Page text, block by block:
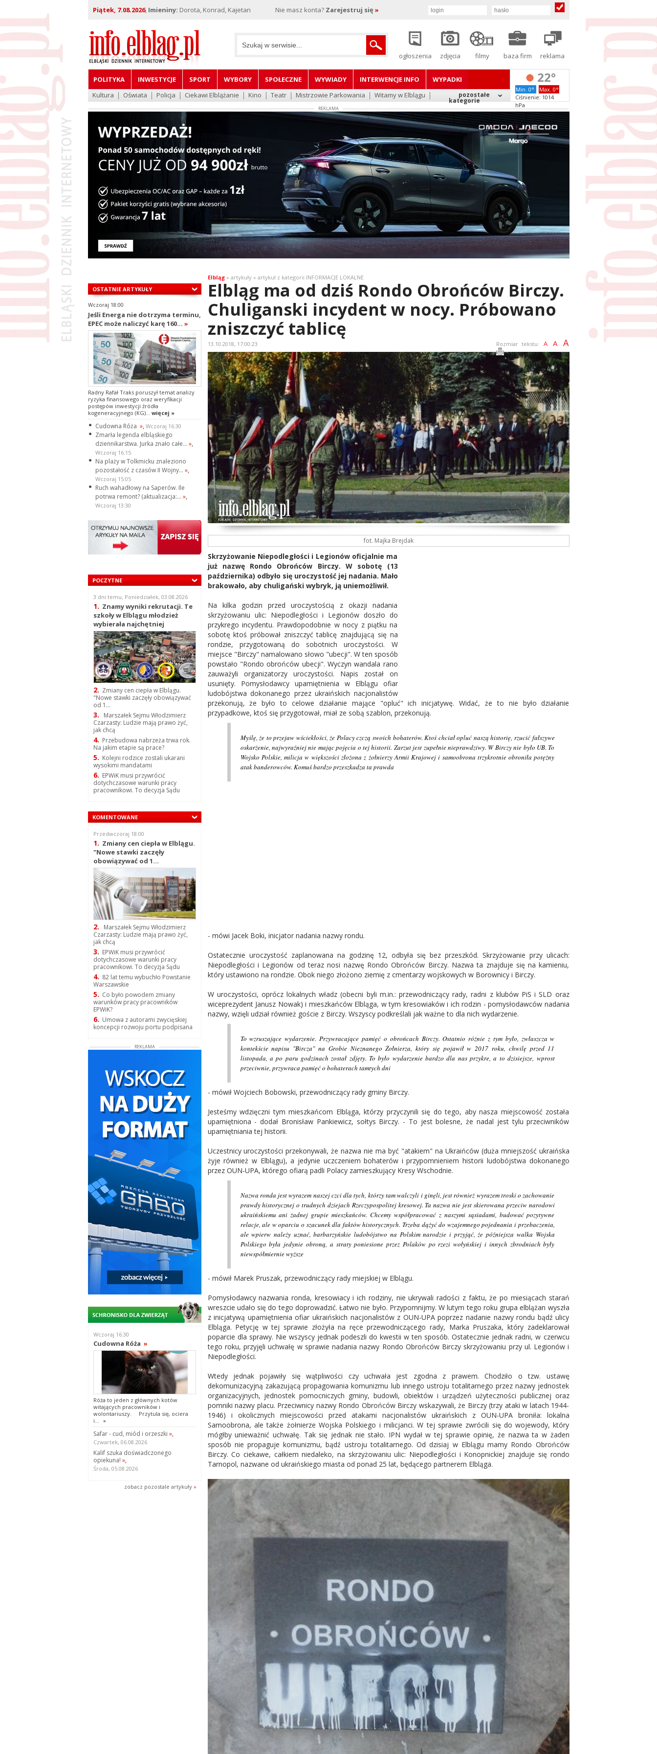
Piątek, 7.08.2026, Imieniny: Dorota, Konrad, Kajetan Nie masz konta? Zarejestruj się »
ogłoszenia zdjęcia filmy baza firm reklama
POLITYKA INWESTYCJE SPORT WYBORY SPOŁECZNE WYWIADY INTERWENCJE INFO
WYPADKI
Kultura
Oświata Policja Ciekawi Elblążanie Kino Teatr Mistrzowie Parkowania Witamy w Elblągu pozostałe
kategorie
22°
Min. 0°
Max. 0°
Ciśnienie: 1014
hPa
REKLAMA
OSTATNIE ARTYKUŁY
Wczoraj 18:00
Jeśli Energa nie dotrzyma terminu,
EPEC może naliczyć karę 160... »
Radny Rafał Traks poruszył temat analizy
ryzyka finansowego oraz weryfikacji
postępów inwestycji źródła
kogeneracyjnego (KG)... więcej »
Cudowna Róża », Wczoraj 16:30
Zmarła legenda elbląskiego
dziennikarstwa. Jurka znało całe... »,
Wczoraj 16:15
Na plaży w Tolkmicku znaleziono
pozostałość z czasów II Wojny... »,
Wczoraj 15:05
Ruch wahadłowy na Saperów. Ile
potrwa remont? (aktualizacja:... »,
Wczoraj 13:30
POCZYTNE
3 dni temu, Poniedziałek, 03.08.2026
1. Znamy wyniki rekrutacji. Te
szkoły w Elblągu młodzież
wybierała najchętniej
2. Zmiany cen ciepła w Elblągu.
"Nowe stawki zaczęły obowiązywać
od 1...
3.
Marszałek Sejmu Włodzimierz
Czarzasty: Ludzie mają prawo żyć,
jak chcą
4. Przebudowa nabrzeża trwa rok.
Na jakim etapie są prace?
5. Kolejni rodzice zostali ukarani
wysokimi mandatami
6. EPWiK musi przywrócić
dotychczasowe warunki pracy
pracownikowi. To decyzja Sądu
KOMENTOWANE
Przedwczoraj 18:00
1. Zmiany cen ciepła w Elblągu.
"Nowe stawki zaczęły
obowiązywać od 1...
2.
Marszałek Sejmu Włodzimierz
Czarzasty: Ludzie mają prawo żyć,
jak chcą
3. EPWiK musi przywrócić
dotychczasowe warunki pracy
pracownikowi. To decyzja Sądu
4. 82 lat temu wybuchło Powstanie
Warszawskie
5. Co było powodem zmiany
warunków pracy pracowników
EPWiK?
6. Umowa z autorami zwycięskiej
koncepcji rozwoju portu podpisana
REKLAMA
Wczoraj 16:30
Cudowna Róża »
Róża to jeden z głównych kotów
witających pracowników i
wolontariuszy. Przytula się, ociera
i... »
Safar - cud, miód i orzeszki »,
Czwartek, 06.08.2026
Kalif szuka doświadczonego
opiekuna! »,
Środa, 05.08.2026
zobacz pozostale artykuły »
Elbląg» artykuły » artykuł z kategorii INFORMACJE LOKALNE
Elbląg ma od dziś Rondo Obrońców Birczy.
Chuliganski incydent w nocy. Próbowano
zniszczyć tablicę
13.10.2018, 17:00:23 Rozmiar tekstu: A A A
fot. Majka Brejdak
Skrzyżowanie Niepodległości i Legionów oficjalnie ma
już nazwę Rondo Obrońców Birczy. W sobotę (13
października) odbyło się uroczystość jej nadania. Mało
brakowało, aby chuligański wybryk, ją uniemożliwił.
Na kilka godzin przed uroczystością z okazji nadania
skrzyżowaniu ulic: Niepodległości i Legionów doszło do
przykrego incydentu. Prawdopodobnie w nocy z piątku na
sobotę ktoś próbował zniszczyć tablicę znajdującą się na
rondzie, przygotowaną do sobotnich uroczystości. W
miejsce "Birczy" namalowano słowo "ubecji". W ten sposób
powstało "Rondo obrońców ubecji". Wyczyn wandala rano
zauważyli organizatorzy uroczystości. Napis został on
usunięty. Pomysłodawcy upamiętnienia w Elblągu ofiar
ludobójstwa dokonanego przez ukraińskich nacjonalistów
przekonują, że było to celowe działanie mające "opluć" ich inicjatywę. Widać, że to nie było działanie
przypadkowe, ktoś się przygotował, miał ze sobą szablon, przekonują.
Myślę, że to przejaw wściekłości, że Polacy czczą swoich bohaterów. Ktoś chciał opluć naszą historię, rzucić fałszywe
oskarżenie, najwyraźniej nie mając pojęcia o tej historii. Zarzut jest zupełnie nieprawdziwy. W Birczy nie było UB. To
Wojsko Polskie, milicja w większości złożona z żołnierzy Armii Krajowej i samoobrona trzykrotnie obroniła potężny
atak banderowców. Komuś bardzo przeszkadza ta prawda
- mówi Jacek Boki, inicjator nadania nazwy rondu.
Ostatecznie uroczystość zaplanowana na godzinę 12, odbyła się bez przeszkód. Skrzyżowanie przy ulicach:
Niepodległości i Legionów od teraz nosi nazwę Rondo Obrońców Birczy. Nazwa ta znajduje się na kamieniu,
który ustawiono na rondzie. Obok niego złożono ziemię z cmentarzy wojskowych w Borownicy i Birczy.
W uroczystości, oprócz lokalnych władz (obecni byli m.in.: przewodniczący rady, radni z klubów PiS i SLD oraz
wiceprezydent Janusz Nowak) i mieszkańców Elbląga, w tym kresowiaków i ich rodzin - pomysłodawców nadania
nazwy, wzięli udział również goście z Birczy. Wszyscy podkreślali jak ważne to dla nich wydarzenie.
To wzruszające wydarzenie. Przywracające pamięć o obrońcach Birczy. Ostatnio różnie z tym było, zwłaszcza w
kontekście napisu "Bircza" na Grobie Nieznanego Żołnierza, który się pojawił w 2017 roku, chwilę przed 11
listopada, a po paru godzinach został zdjęty. To było wydarzenie bardzo dla nas przykre, a to dzisiejsze, wprost
przeciwnie, przywraca pamięć o bohaterach tamtych dni
- mówił Wojciech Bobowski, przewodniczący rady gminy Birczy.
Jesteśmy wdzięczni tym mieszkańcom Elbląga, którzy przyczynili się do tego, aby nasza miejscowość została
upamiętniona - dodał Bronisław Pankiewicz, sołtys Birczy. - To jest bolesne, że nadal jest tylu przeciwników
upamiętniania tej historii.
Uczestnicy uroczystości przekonywali, że nazwa nie ma być "atakiem" na Ukraińców (duża mniejszość ukraińska
żyje również w Elblągu), a jedynie uczczeniem bohaterów i przypomnieniem historii ludobójstwa dokonanego
przez OUN-UPA, którego ofiarą padli Polacy zamieszkujący Kresy Wschodnie.
Nazwa ronda jest wyrazem naszej czci dla tych, którzy tam walczyli i ginęli, jest również wyrazem troski o zachowanie
prawdy historycznej o trudnych dziejach Rzeczypospolitej kresowej. Ta nazwa nie jest skierowana przeciw narodowi
ukraińskiemu ani żadnej grupie mieszkańców. Chcemy współpracować z naszymi sąsiadami, budować pozytywne
relacje, ale w oparciu o szacunek dla faktów historycznych. Trzeba dążyć do wzajemnego pojednania i przebaczenia,
ale wpierw należy uznać, barbarzyńskie ludobójstwo na Polskim narodzie i przyjąć, że późniejsza walka Wojska
Polskiego była jedynie obroną, a straty poniesione przez Polaków po rzezi wołyńskiej i innych zbrodniach były
niewspółmiernie wyższe
- mówił Marek Pruszak, przewodniczący rady miejskiej w Elblągu.
Pomysłodawcy nazwania ronda, kresowiacy i ich rodziny, nie ukrywali radości z faktu, że po miesiącach starań
wreszcie udało się do tego doprowadzić. Łatwo nie było. Przypomnijmy. W lutym tego roku grupa elblążan wyszła
z inicjatywą upamiętnienia ofiar ukraińskich nacjonalistów z OUN-UPA poprzez nadanie nazwy rondu bądź ulicy
Elbląga. Petycję w tej sprawie złożyła na ręce przewodniczącego rady, Marka Pruszaka, który zadeklarował
poparcie dla sprawy. Nie wszyscy jednak podeszli do kwestii w ten sposób. Ostatecznie jednak radni, w czerwcu
tego roku, przyjęli uchwałę w sprawie nadania nazwy Rondo Obrońców Birczy skrzyżowaniu przy ul. Legionów i
Niepodległości.
Wtedy jednak pojawiły się wątpliwości czy uchwała jest zgodna z prawem. Chodziło o tzw. ustawę
dekomunizacyjną zakazującą propagowania komunizmu lub innego ustroju totalitarnego przez nazwy jednostek
organizacyjnych, jednostek pomocniczych gminy, budowli, obiektów i urządzeń użyteczności publicznej oraz
pomniki nazwy placu. Przeciwnicy nazwy Rondo Obrońców Birczy wskazywali, że Birczy (trzy ataki w latach 1944-
1946) i okolicznych miejscowości przed atakami nacjonalistów ukraińskich z OUN-UPA broniła: lokalna
Samoobrona, ale także żołnierze Wojska Polskiego i milicjanci. W tej sprawie zwrócili się do wojewody, który
mógłby unieważnić uchwałę. Tak się jednak nie stało. IPN wydał w tej sprawie opinię, że nazwa ta w żaden
sposób nie propaguje komunizmu, bądź ustroju totalitarnego. Od dzisiaj w Elblągu mamy Rondo Obrońców
Birczy. Co ciekawe, całkiem niedaleko, na skrzyżowaniu ulic: Niepodległości i Konopnickiej znajduje się rondo
Tarnopol, nazwane od ukraińskiego miasta od ponad 25 lat, będącego partnerem Elbląga.